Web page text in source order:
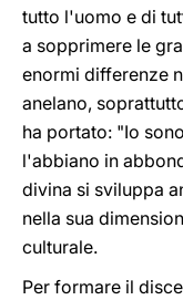
tutto l'uomo e di
a sopprimere le
enormi differenze
anelano,
ha portato: "Io
l'abbiano in
divina si sviluppa
nella sua
culturale.
Per formare il